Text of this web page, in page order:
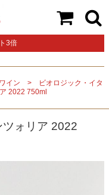
3倍
イン
ビオロジック・イタ
2022 750ml
ォリア 2022